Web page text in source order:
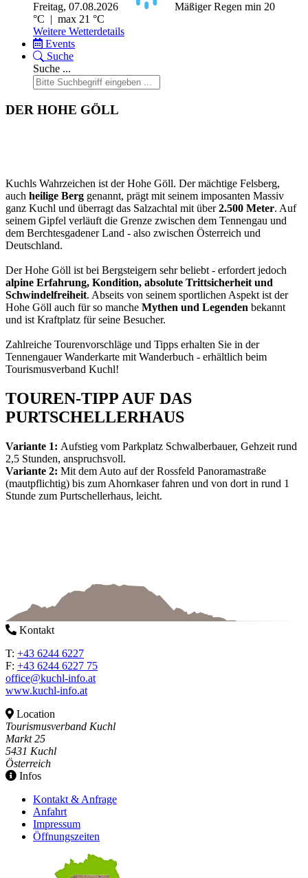
Freitag, 07.08.2026 Mäßiger Regen min 20
°C | max 21 °C
Weitere Wetterdetails
Events
Suche
Suche ...
DER HOHE GÖLL
Kuchls Wahrzeichen ist der Hohe Göll. Der mächtige Felsberg,
auch heilige Berg genannt, prägt mit seinem imposanten Massiv
ganz Kuchl und überragt das Salzachtal mit über2.500 Meter. Auf
seinem Gipfel verläuft die Grenze zwischen dem Tennengau und
dem Berchtesgadener Land - also zwischen Österreich und
Deutschland.
Der Hohe Göll ist bei Bergsteigern sehr beliebt - erfordert jedoch
alpine Erfahrung, Kondition, absolute Trittsicherheit und
Schwindelfreiheit. Abseits von seinem sportlichen Aspekt ist der
Hohe Göll auch für so manche Mythen und Legenden bekannt
und ist Kraftplatz für seine Besucher.
Zahlreiche Tourenvorschläge und Tipps erhalten Sie in der
Tennengauer Wanderkarte mit Wanderbuch - erhältlich beim
Tourismusverband Kuchl!
TOUREN-TIPP AUF DAS
PURTSCHELLERHAUS
Variante 1: Aufstieg vom Parkplatz Schwalberbauer, Gehzeit rund
2,5 Stunden, anspruchsvoll.
Variante 2: Mit dem Auto auf der Rossfeld Panoramastraße
(mautpflichtig) bis zum Ahornkaser fahren und von dort in rund 1
Stunde zum Purtschellerhaus, leicht.
Kontakt
T: +43 6244 6227
F: +43 6244 6227 75
office@kuchl-info.at
www.kuchl-info.at
Location
Tourismusverband Kuchl
Markt 25
5431 Kuchl
Österreich
Infos
Kontakt & Anfrage
Anfahrt
Impressum
Öffnungszeiten